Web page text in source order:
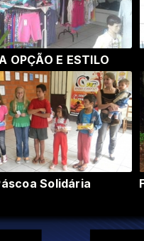
OPÇÃO E ESTILO
Solidária